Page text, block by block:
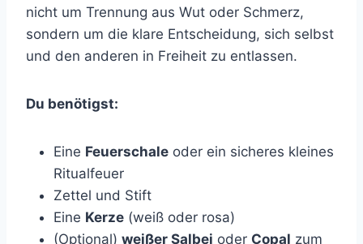
nicht um Trennung aus Wut oder Schmerz,
sondern um die klare Entscheidung, sich selbst
und den anderen in Freiheit zu entlassen.
Du benötigst:
Eine Feuerschale oder ein sicheres kleines
Ritualfeuer
Zettel und Stift
Eine Kerze (weiß oder rosa)
(Optional) weißer Salbei oder Copal zum